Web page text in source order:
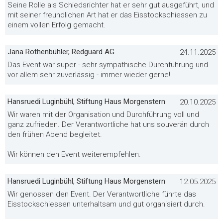
Seine Rolle als Schiedsrichter hat er sehr gut ausgeführt, und
mit seiner freundlichen Art hat er das Eisstockschiessen zu
einem vollen Erfolg gemacht.
Jana Rothenbühler, Redguard AG
24.11.2025
Das Event war super - sehr sympathische Durchführung und
vor allem sehr zuverlässig - immer wieder gerne!
Hansruedi Luginbühl, Stiftung Haus Morgenstern
20.10.2025
Wir waren mit der Organisation und Durchführung voll und
ganz zufrieden. Der Verantwortliche hat uns souverän durch
den frühen Abend begleitet.
Wir können den Event weiterempfehlen.
Hansruedi Luginbühl, Stiftung Haus Morgenstern
12.05.2025
Wir genossen den Event. Der Verantwortliche führte das
Eisstockschiessen unterhaltsam und gut organisiert durch.